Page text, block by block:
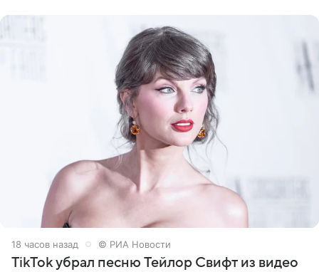
18 часов назад © РИА Новости
TikTok убрал песню Тейлор Свифт из видео